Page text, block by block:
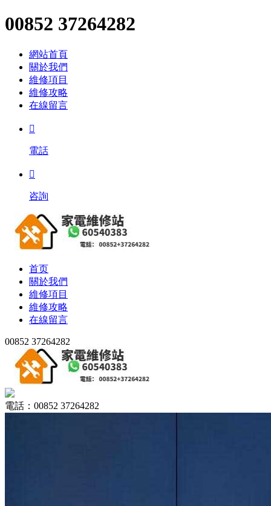
00852 37264282
網站首頁
關於我們
維修項目
維修攻略
在線留言

電話

咨詢
首页
關於我們
維修項目
維修攻略
在線留言
00852 37264282
電話：00852 37264282